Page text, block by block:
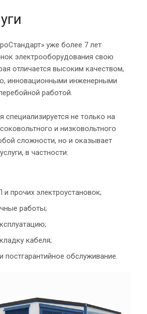
уже более 7 лет
электрооборудования свою
отличается высоким качеством,
инновационными инженерными
работой.
специализируется не только на
и низковольтного
сложности, но и оказывает
в частности:
прочих электроустановок;
работы;
кабеля;
постгарантийное обслуживание.